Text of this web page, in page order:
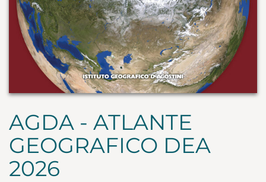
AGDA - ATLANTE
GEOGRAFICO DEA
2026